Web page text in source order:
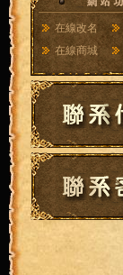
在線改名
在線商城